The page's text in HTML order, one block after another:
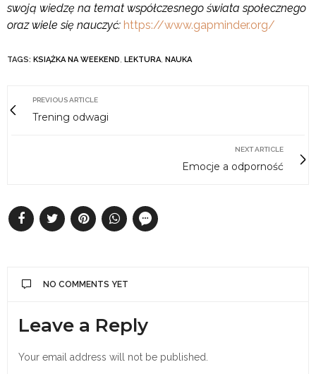
swoją wiedzę na temat współczesnego świata społecznego
oraz wiele się nauczyć: https://www.gapminder.org/
TAGS: KSIĄŻKA NA WEEKEND, LEKTURA, NAUKA
PREVIOUS ARTICLE
Trening odwagi
NEXT ARTICLE
Emocje a odporność
NO COMMENTS YET
Leave a Reply
Your email address will not be published.